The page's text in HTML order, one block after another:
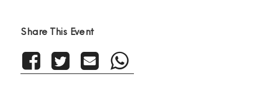
Share This Event